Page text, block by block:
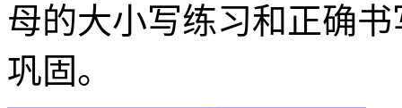
母的大小写练习和正确
巩固。